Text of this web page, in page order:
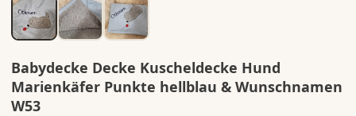
Babydecke Decke Kuscheldecke Hund
Marienkäfer Punkte hellblau & Wunschnamen
W53